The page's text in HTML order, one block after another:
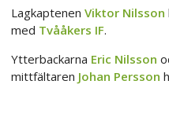
Lagkaptenen Viktor Nilsson
med Tvååkers IF.
Ytterbackarna Eric Nilsson
mittfältaren Johan Persson